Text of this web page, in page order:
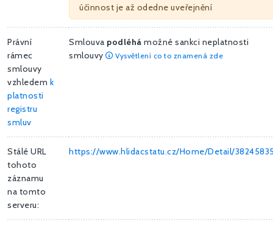
účinnost je až odedne uveřejnění
Právní
rámec
smlouvy
vzhledem k
platnosti
registru
smluv
Smlouva podléhá možné sankci neplatnosti
smlouvy
Vysvětlení co to znamená zde
Stálé URL
tohoto
záznamu
na tomto
serveru:
https://www.hlidacstatu.cz/Home/Detail/